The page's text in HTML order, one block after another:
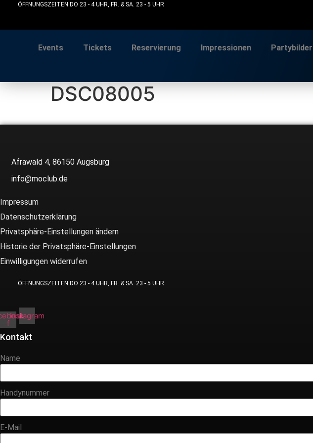
wechseln
ÖFFNUNGSZEITEN DO 23 - 4 UHR, FR. & SA. 23 - 5 UHR
Events Tickets Reservierung Impressionen Partybilder
DSC08005
Afrawald 4, 86150 Augsburg
info@moclub.de
Impressum
Datenschutzerklärung
Privatsphäre-Einstellungen ändern
Historie der Privatsphäre-Einstellungen
Einwilligungen widerrufen
ÖFFNUNGSZEITEN DO 23 - 4 UHR, FR. & SA. 23 - 5 UHR
f
Instagram
Kontakt
Name
Handynummer
E-Mail